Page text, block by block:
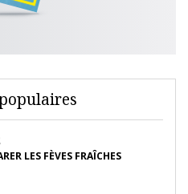
LES FÈVES FRAÎCHES